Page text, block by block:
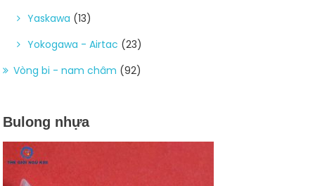
Yaskawa (13)
Yokogawa - Airtac (23)
Vòng bi - nam châm (92)
Bulong nhựa